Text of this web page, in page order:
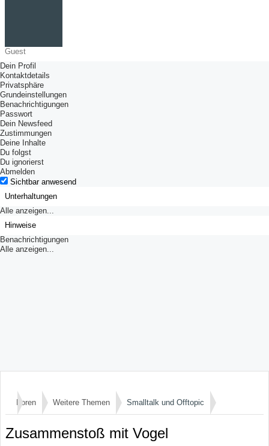
Guest
Dein Profil
Kontaktdetails
Privatsphäre
Grundeinstellungen
Benachrichtigungen
Passwort
Dein Newsfeed
Zustimmungen
Deine Inhalte
Du folgst
Du ignorierst
Abmelden
Sichtbar anwesend
Unterhaltungen
Alle anzeigen...
Hinweise
Benachrichtigungen
Alle anzeigen...
Foren Weitere Themen Smalltalk und Offtopic
Zusammenstoß mit Vogel